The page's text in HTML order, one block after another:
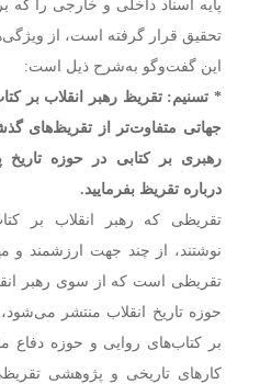
پایه اسناد داخلی و خارجی را که
تحقیق قرار گرفته است، از
این گفت‌وگو به‌شرح ذیل است:
* تسنیم: تقریظ رهبر انقلاب بر
جهاتی متفاوت‌تر از تقریظ‌های
رهبری بر کتابی در حوزه
درباره تقریظ بفرمایید.
تقریظی که رهبر انقلاب بر
نوشتند‌، از چند جهت ارزشمند و
تقریظی است که از سوی رهبر
حوزه تاریخ انقلاب منتشر
بر کتاب‌های روایی و حوزه دفاع
کارهای تاریخی و پژوهشی